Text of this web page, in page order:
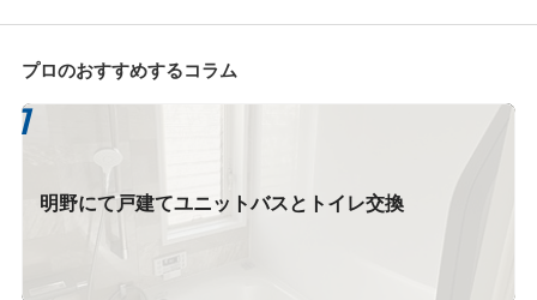
プロのおすすめするコラム
明野にて戸建てユニットバスとトイレ交換